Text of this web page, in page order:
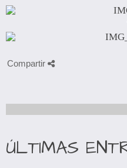
Compartir
ÚLTIMAS